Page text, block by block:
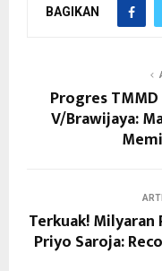
BAGIKAN
Progres TMMD
V/Brawijaya:
Terkuak! Milyaran
Priyo Saroja: